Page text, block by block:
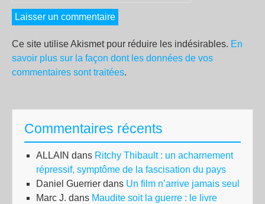
Ce site utilise Akismet pour réduire les indésirables. En
savoir plus sur la façon dont les données de vos
commentaires sont traitées.
Commentaires récents
ALLAIN dans Ritchy Thibault : un acharnement
répressif, symptôme de la fascisation du pays
Daniel Guerrier dans Un film n’arrive jamais seul
Marc J. dans Maudite soit la guerre : le livre